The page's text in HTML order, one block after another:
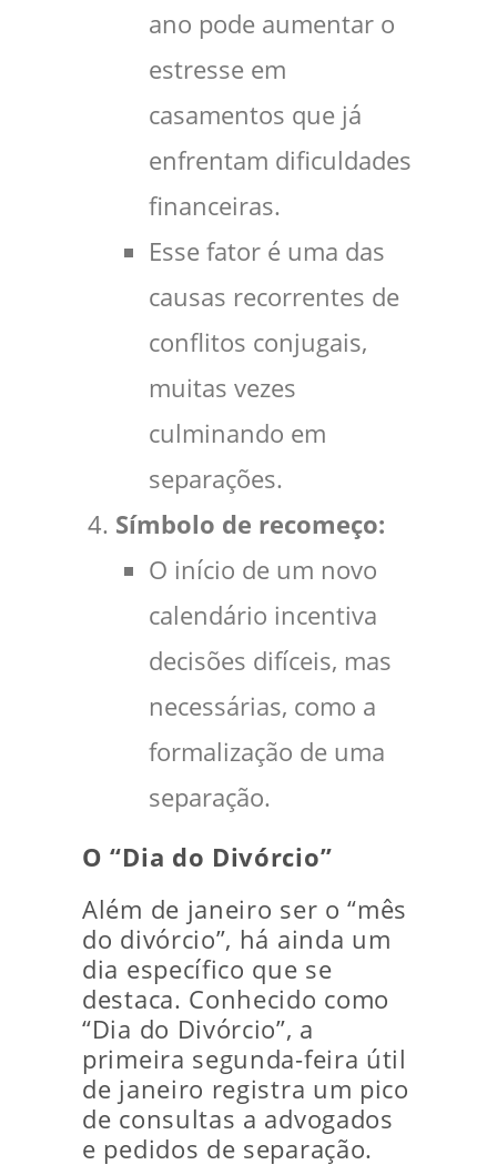
ano pode aumentar o
estresse em
casamentos que já
enfrentam dificuldades
financeiras.
Esse fator é uma das
causas recorrentes de
conflitos conjugais,
muitas vezes
culminando em
separações.
Símbolo de recomeço:
O início de um novo
calendário incentiva
decisões difíceis, mas
necessárias, como a
formalização de uma
separação.
O “Dia do Divórcio”
Além de janeiro ser o “mês
do divórcio”, há ainda um
dia específico que se
destaca. Conhecido como
“Dia do Divórcio”, a
primeira segunda-feira útil
de janeiro registra um pico
de consultas a advogados
e pedidos de separação.